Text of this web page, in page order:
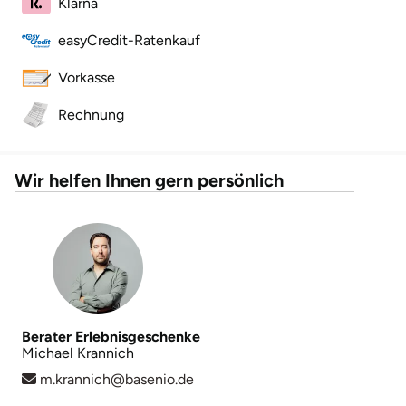
easyCredit-Ratenkauf
Vorkasse
Rechnung
Wir helfen Ihnen gern persönlich
Berater Erlebnisgeschenke
Michael Krannich
m.krannich@basenio.de
Mettingen
Moers
München
Münster
Nagold
Nesselwang